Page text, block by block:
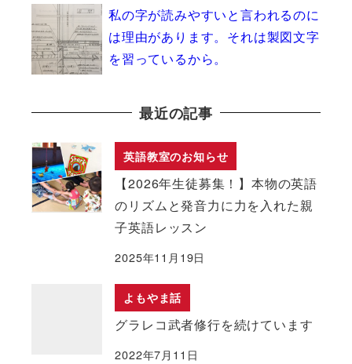
私の字が読みやすいと言われるのに
は理由があります。それは製図文字
を習っているから。
最近の記事
英語教室のお知らせ
【2026年生徒募集！】本物の英語
のリズムと発音力に力を入れた親
子英語レッスン
2025年11月19日
よもやま話
グラレコ武者修行を続けています
2022年7月11日